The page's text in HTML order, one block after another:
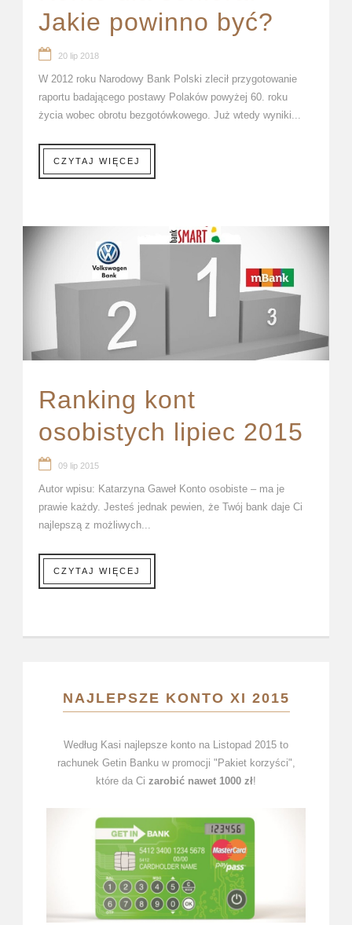
Jakie powinno być?
20 lip 2018
W 2012 roku Narodowy Bank Polski zlecił przygotowanie
raportu badającego postawy Polaków powyżej 60. roku
życia wobec obrotu bezgotówkowego. Już wtedy wyniki...
CZYTAJ WIĘCEJ
Ranking kont
osobistych lipiec 2015
09 lip 2015
Autor wpisu: Katarzyna Gaweł Konto osobiste – ma je
prawie każdy. Jesteś jednak pewien, że Twój bank daje Ci
najlepszą z możliwych...
CZYTAJ WIĘCEJ
NAJLEPSZE KONTO XI 2015
Według Kasi najlepsze konto na Listopad 2015 to
rachunek Getin Banku w promocji "Pakiet korzyści",
które da Ci zarobić nawet 1000 zł!